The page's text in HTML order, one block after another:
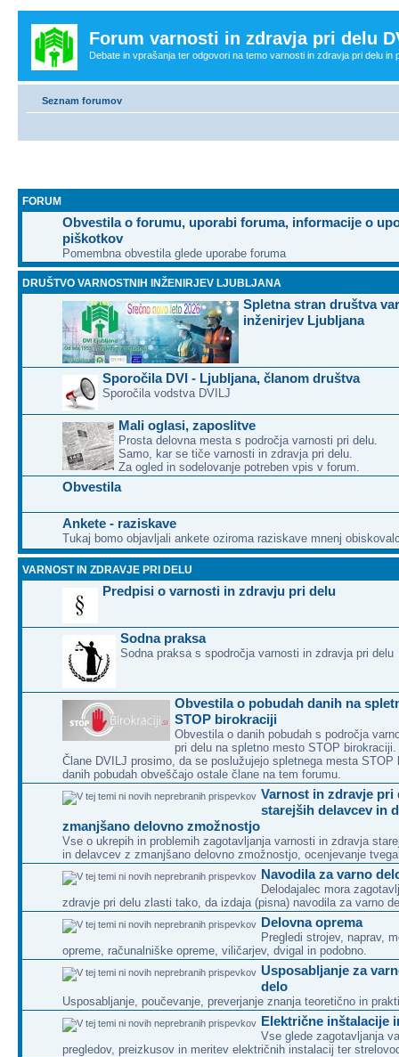
Forum varnosti in zdravja pri delu
Debate in vprašanja ter odgovori na temo varnosti in zdravja pri delu in
Seznam forumov
FORUM
Obvestila o forumu, uporabi foruma, informacije o
piškotkov
Pomembna obvestila glede uporabe foruma
DRUŠTVO VARNOSTNIH INŽENIRJEV LJUBLJANA
Spletna stran društva
inženirjev Ljubljana
Sporočila DVI - Ljubljana, članom društva
Sporočila vodstva DVILJ
Mali oglasi, zaposlitve
Prosta delovna mesta s področja varnosti pri delu.
Samo, kar se tiče varnosti in zdravja pri delu.
Za ogled in sodelovanje potreben vpis v forum.
Obvestila
Ankete - raziskave
Tukaj bomo objavljali ankete oziroma raziskave mnenj
VARNOST IN ZDRAVJE PRI DELU
Predpisi o varnosti in zdravju pri delu
Sodna praksa
Sodna praksa s spodročja varnosti in zdravja pri delu
Obvestila o pobudah danih na
STOP birokraciji
Obvestila o danih pobudah s področja
pri delu na spletno mesto STOP birokraciji.
Člane DVILJ prosimo, da se poslužujejo spletnega mesta STOP
danih pobudah obveščajo ostale člane na tem forumu.
Varnost in zdravje pri
starejših delavcev in
zmanjšano delovno zmožnostjo
Vse o ukrepih in problemih zagotavljanja varnosti in zdravja
in delavcev z zmanjšano delovno zmožnostjo, ocenjevanje
Navodila za varno
Delodajalec mora
zdravje pri delu zlasti tako, da izdaja (pisna) navodila za varno
Delovna oprema
Pregledi strojev, naprav,
opreme, računalniške opreme, viličarjev, dvigal in podobno.
Usposabljanje za
delo
Usposabljanje, poučevanje, preverjanje znanja teoretično in
Električne inštalacije
Vse glede zagotavljanja
pregledov, preizkusov in meritev električnih instalacij ter